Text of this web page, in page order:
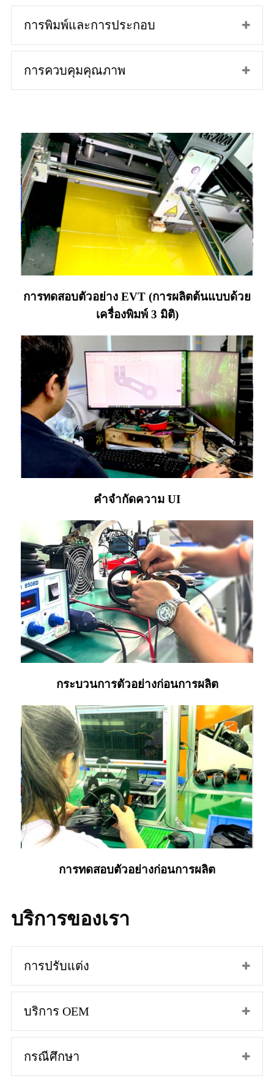
การพิมพ์และการประกอบ
การควบคุมคุณภาพ
การทดสอบตัวอย่าง EVT (การผลิตต้นแบบด้วย
เครื่องพิมพ์ 3 มิติ)
คำจำกัดความ UI
กระบวนการตัวอย่างก่อนการผลิต
การทดสอบตัวอย่างก่อนการผลิต
บริการของเรา
การปรับแต่ง
บริการ OEM
กรณีศึกษา